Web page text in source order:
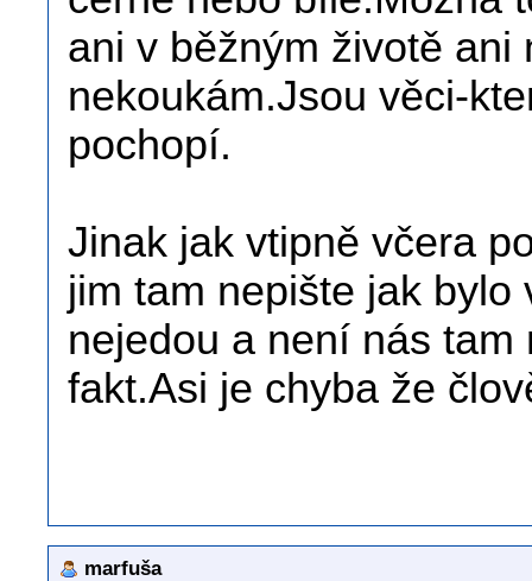
ani v běžným životě
nekoukám.Jsou věci-
pochopí.
Jinak jak vtipně včera
jim tam nepište jak
nejedou a není nás
fakt.Asi je chyba že
marfuša